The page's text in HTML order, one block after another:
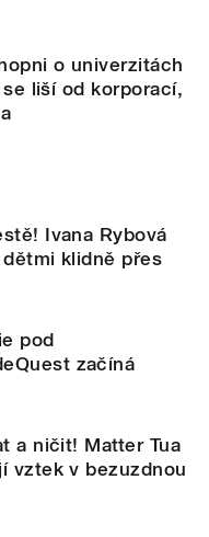
o univerzitách
liší od korporací,
Ivana Rybová
klidně přes
pod
začíná
a ničit! Matter Tua
vztek v bezuzdnou